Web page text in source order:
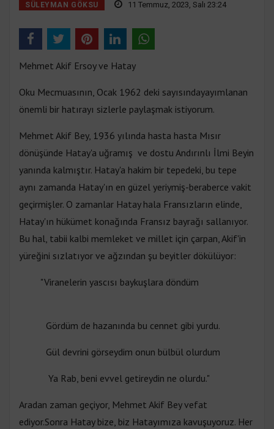
SÜLEYMAN GÖKSU 11 Temmuz, 2023, Salı 23:24
Mehmet Akif Ersoy ve Hatay
Oku Mecmuasının, Ocak 1962 deki sayısındayayımlanan
önemli bir hatırayı sizlerle paylaşmak istiyorum.
Mehmet Akif Bey, 1936 yılında hasta hasta Mısır
dönüşünde Hatay'a uğramış ve dostu Andırınlı İlmi Beyin
yanında kalmıştır. Hatay'a hakim bir tepedeki, bu tepe
aynı zamanda Hatay'ın en güzel yeriymiş-beraberce vakit
geçirmişler. O zamanlar Hatay hala Fransızların elinde,
Hatay'ın hükümet konağında Fransız bayrağı sallanıyor.
Bu hal, tabii kalbi memleket ve millet için çarpan, Akif'in
yüreğini sızlatıyor ve ağzından şu beyitler dökülüyor:
"Viranelerin yascısı baykuşlara döndüm
Gördüm de hazanında bu cennet gibi yurdu.
Gül devrini görseydim onun bülbül olurdum
Ya Rab, beni evvel getireydin ne olurdu."
Aradan zaman geçiyor, Mehmet Akif Bey vefat
ediyor.Sonra Hatay bize, biz Hatayımıza kavuşuyoruz. Her